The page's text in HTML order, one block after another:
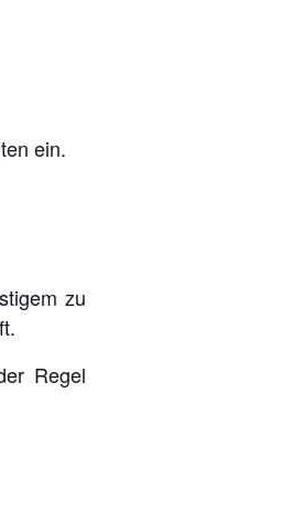
ein.
zu
Regel